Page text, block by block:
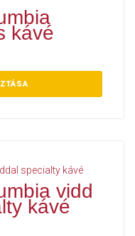
kávé
vidd
kávé